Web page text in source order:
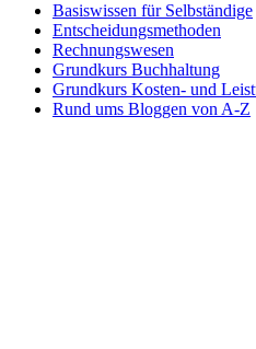
Basiswissen für Selbständige
Entscheidungsmethoden
Rechnungswesen
Grundkurs Buchhaltung
Grundkurs Kosten- und
Rund ums Bloggen von A-Z